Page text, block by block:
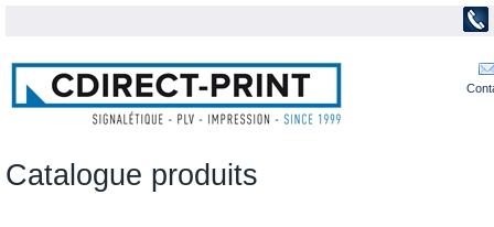
Catalogue produits